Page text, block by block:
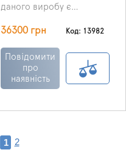
даного виробу є
автоматичні функції, що
умови для пацієнта та
догляду за ним у період
реабілітації та
36300 грн Код: 13982
Повідомити
про
наявність
1 2